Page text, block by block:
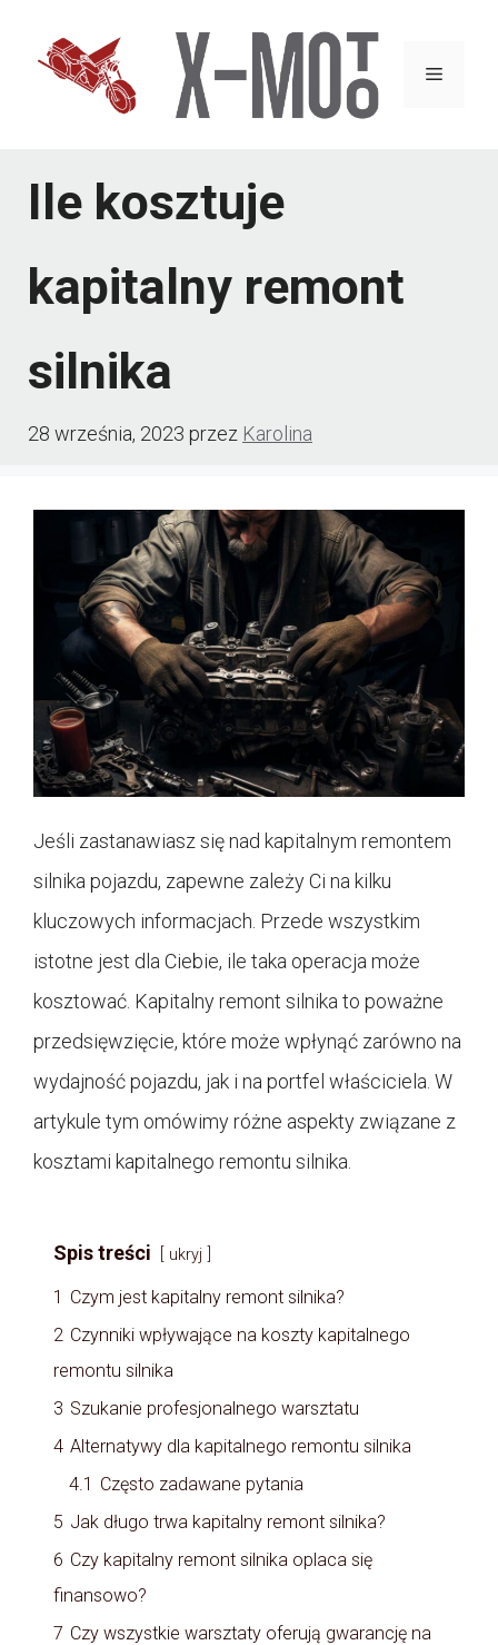
Menu
Ile kosztuje
kapitalny remont
silnika
28 września, 2023 przez Karolina
Jeśli zastanawiasz się nad kapitalnym remontem
silnika pojazdu, zapewne zależy Ci na kilku
kluczowych informacjach. Przede wszystkim
istotne jest dla Ciebie, ile taka operacja może
kosztować. Kapitalny remont silnika to poważne
przedsięwzięcie, które może wpłynąć zarówno na
wydajność pojazdu, jak i na portfel właściciela. W
artykule tym omówimy różne aspekty związane z
kosztami kapitalnego remontu silnika.
Spis treści ukryj
1 Czym jest kapitalny remont silnika?
2 Czynniki wpływające na koszty kapitalnego
remontu silnika
3 Szukanie profesjonalnego warsztatu
4 Alternatywy dla kapitalnego remontu silnika
4.1 Często zadawane pytania
5 Jak długo trwa kapitalny remont silnika?
6 Czy kapitalny remont silnika oplaca się
finansowo?
7 Czy wszystkie warsztaty oferują gwarancję na